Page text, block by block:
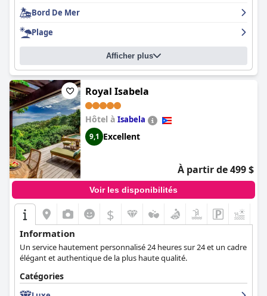
négatif sur le personnel du casino, le
and Stellaris Casino
l'avantage d'avoir un casino sur place.
Bord De Mer
Plage
Afficher plus
Royal Isabela
Hôtel à Isabela
9,1 Excellent
À partir de 499 $
Voir les disponibilités
$
Information
Un service hautement personnalisé 24 heures sur 24 et un cadre
élégant et authentique de la plus haute qualité.
Catégories